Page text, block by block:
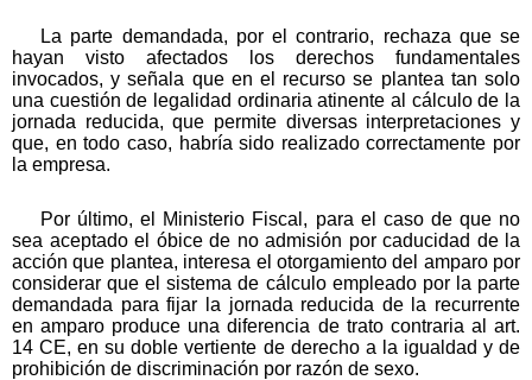
La parte demandada, por el contrario, rechaza que se
hayan visto afectados los derechos fundamentales
invocados, y señala que en el recurso se plantea tan solo
una cuestión de legalidad ordinaria atinente al cálculo de la
jornada reducida, que permite diversas interpretaciones y
que, en todo caso, habría sido realizado correctamente por
la empresa.
Por último, el Ministerio Fiscal, para el caso de que no
sea aceptado el óbice de no admisión por caducidad de la
acción que plantea, interesa el otorgamiento del amparo por
considerar que el sistema de cálculo empleado por la parte
demandada para fijar la jornada reducida de la recurrente
en amparo produce una diferencia de trato contraria al art.
14 CE, en su doble vertiente de derecho a la igualdad y de
prohibición de discriminación por razón de sexo.